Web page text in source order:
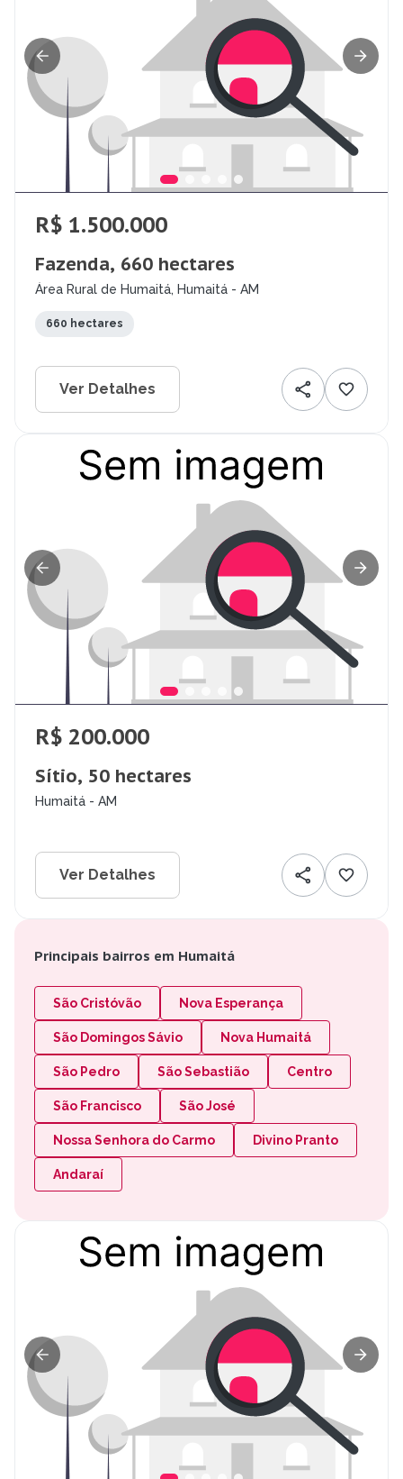
R$ 1.500.000
Fazenda, 660 hectares
Área Rural de Humaitá, Humaitá - AM
660 hectares
Ver Detalhes
R$ 200.000
Sítio, 50 hectares
Humaitá - AM
Ver Detalhes
Principais bairros em Humaitá
São Cristóvão Nova Esperança
São Domingos Sávio Nova Humaitá
São Pedro São Sebastião Centro
São Francisco São José
Nossa Senhora do Carmo Divino Pranto
Andaraí